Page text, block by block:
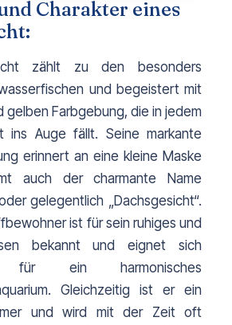
Charakter eines
zählt zu den besonders
und begeistert mit
gelben Farbgebung, die in jedem
ins Auge fällt. Seine markante
erinnert an eine kleine Maske
auch der charmante Name
ist für sein ruhiges und
bekannt und eignet sich
für ein harmonisches
Gleichzeitig ist er ein
und wird mit der Zeit oft